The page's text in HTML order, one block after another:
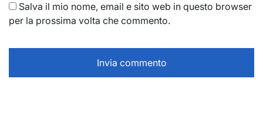
Salva il mio nome, email e sito web in questo browser
per la prossima volta che commento.